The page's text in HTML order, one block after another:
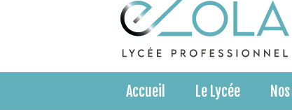
Accueil Le Lycée